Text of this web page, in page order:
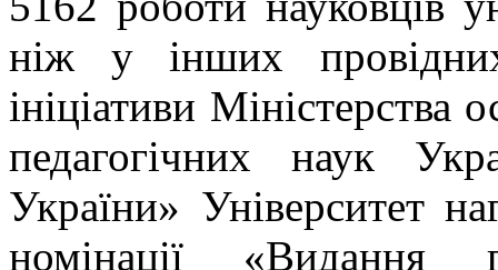
ніж у інших
ініціативи Міністерства
педагогічних наук
України» Університет
номінації «Видання